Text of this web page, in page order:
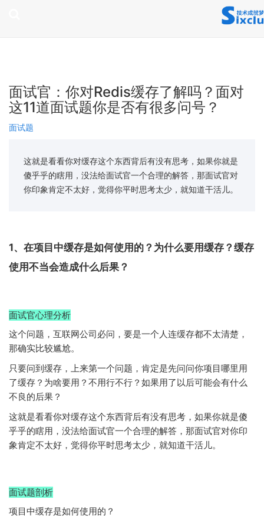
面试官：你对Redis缓存了解吗？面对
这11道面试题你是否有很多问号？
面试题
这就是看看你对缓存这个东西背后有没有思考，如果你就是
傻乎乎的瞎用，没法给面试官一个合理的解答，那面试官对
你印象肯定不太好，觉得你平时思考太少，就知道干活儿。
1、在项目中缓存是如何使用的？为什么要用缓存？缓存
使用不当会造成什么后果？
面试官心理分析
这个问题，互联网公司必问，要是一个人连缓存都不太清楚，
那确实比较尴尬。
只要问到缓存，上来第一个问题，肯定是先问问你项目哪里用
了缓存？为啥要用？不用行不行？如果用了以后可能会有什么
不良的后果？
这就是看看你对缓存这个东西背后有没有思考，如果你就是傻
乎乎的瞎用，没法给面试官一个合理的解答，那面试官对你印
象肯定不太好，觉得你平时思考太少，就知道干活儿。
面试题剖析
项目中缓存是如何使用的？